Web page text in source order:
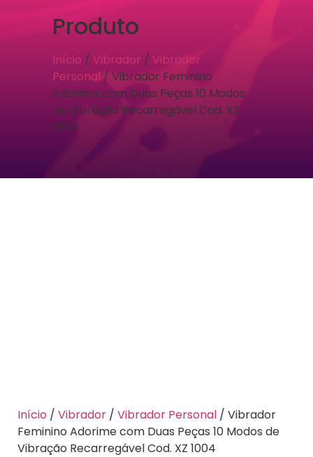
Produto
Início / Vibrador / Vibrador
Personal / Vibrador Feminino
Adorime com Duas Peças 10 Modos
de Vibração Recarregável Cod. XZ
1004
Início / Vibrador / Vibrador Personal / Vibrador
Feminino Adorime com Duas Peças 10 Modos de
Vibração Recarregável Cod. XZ 1004